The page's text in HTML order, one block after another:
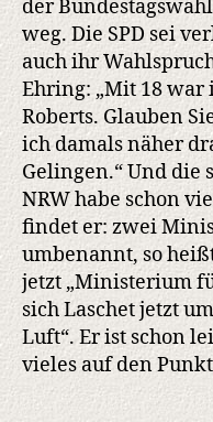
der
weg. Die SPD sei
auch ihr
Ehring: „Mit 18
Roberts. Glauben
ich damals näher
Gelingen.“ Und
NRW habe schon
findet er: zwei
umbenannt, so
jetzt „Ministerium
sich Laschet jetzt
Luft“. Er ist schon
vieles auf den